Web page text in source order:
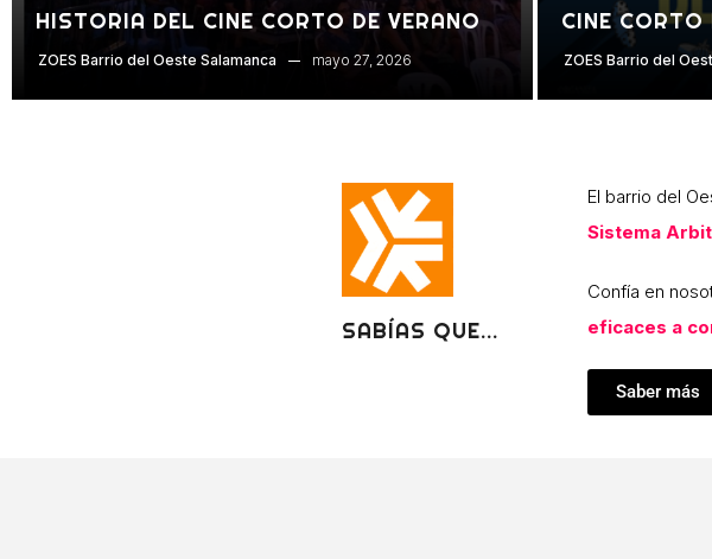
HISTORIA DEL CINE CORTO DE VERANO
ZOES Barrio del Oeste Salamanca mayo 27, 2026
CINE
ZOES Barrio del
SABÍAS QUE...
El barrio del
Sistema
Confía en
eficaces a
Saber más